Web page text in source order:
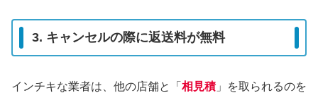
3. キャンセルの際に返送料が無料
インチキな業者は、他の店舗と「 相見積」を取られるのを